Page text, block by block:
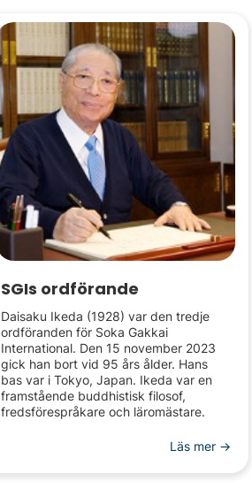
SGIs ordförande
Daisaku Ikeda (1928) var den tredje
ordföranden för Soka Gakkai
International. Den 15 november 2023
gick han bort vid 95 års ålder. Hans
bas var i Tokyo, Japan. Ikeda var en
framstående buddhistisk filosof,
fredsförespråkare och läromästare.
Läs mer ->